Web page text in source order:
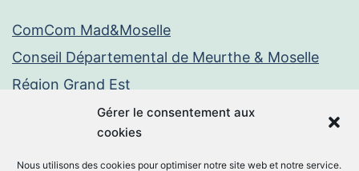
Gérer le consentement aux
cookies
Nous utilisons des cookies pour optimiser notre site web et notre service.
ComCom Mad&Moselle
Conseil Départemental de Meurthe & Moselle
Région Grand Est
Paiement en ligne